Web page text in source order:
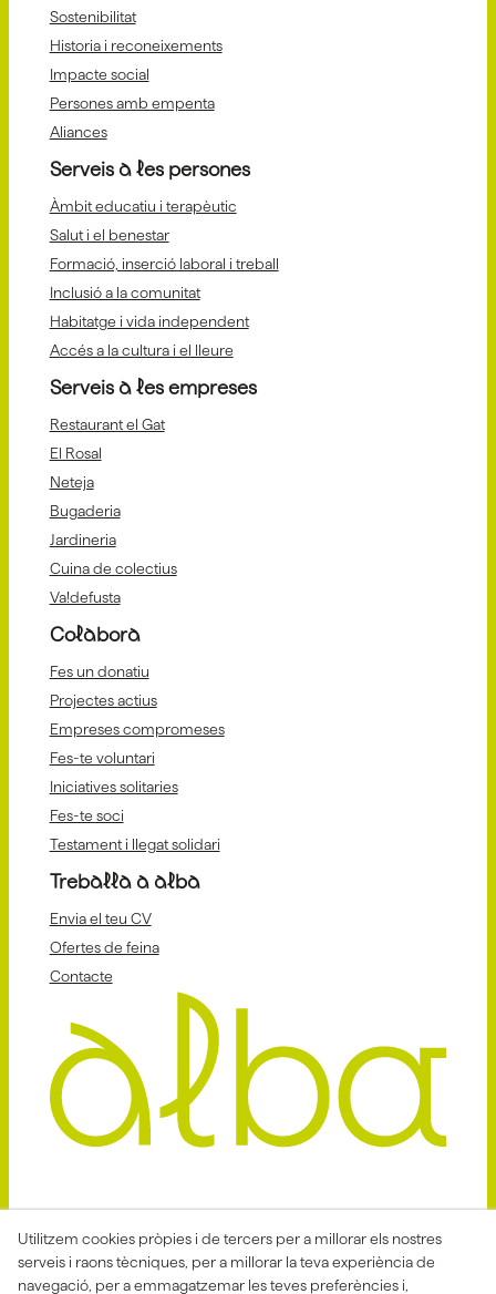
Sostenibilitat
Historia i reconeixements
Impacte social
Persones amb empenta
Aliances
Serveis a les persones
Àmbit educatiu i terapèutic
Salut i el benestar
Formació, inserció laboral i treball
Inclusió a la comunitat
Habitatge i vida independent
Accés a la cultura i el lleure
Serveis a les empreses
Restaurant el Gat
El Rosal
Neteja
Bugaderia
Jardineria
Cuina de colectius
Va!defusta
Colabora
Fes un donatiu
Projectes actius
Empreses compromeses
Fes-te voluntari
Iniciatives solitaries
Fes-te soci
Testament i llegat solidari
Treballa a alba
Envia el teu CV
Ofertes de feina
Contacte
Política de Cookies Condicions de venda
Utilitzem cookies pròpies i de tercers per a millorar els nostres
serveis i raons tècniques, per a millorar la teva experiència de
navegació, per a emmagatzemar les teves preferències i,